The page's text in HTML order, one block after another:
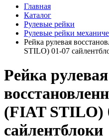
Главная
Каталог
Рулевые рейки
Рулевые рейки
Рейка рулевая
STILO) 01-07
Рейка рулевая
(FIAT STILO)
сайлентблоки